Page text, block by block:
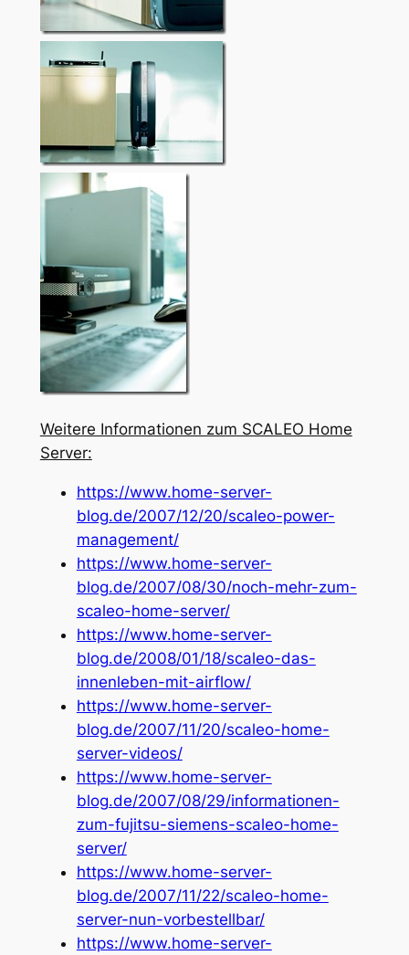
Weitere Informationen zum SCALEO Home
Server:
https://www.home-server-
blog.de/2007/12/20/scaleo-power-
management/
https://www.home-server-
blog.de/2007/08/30/noch-mehr-zum-
scaleo-home-server/
https://www.home-server-
blog.de/2008/01/18/scaleo-das-
innenleben-mit-airflow/
https://www.home-server-
blog.de/2007/11/20/scaleo-home-
server-videos/
https://www.home-server-
blog.de/2007/08/29/informationen-
zum-fujitsu-siemens-scaleo-home-
server/
https://www.home-server-
blog.de/2007/11/22/scaleo-home-
server-nun-vorbestellbar/
https://www.home-server-